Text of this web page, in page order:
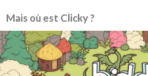
Mais où est Clicky ?